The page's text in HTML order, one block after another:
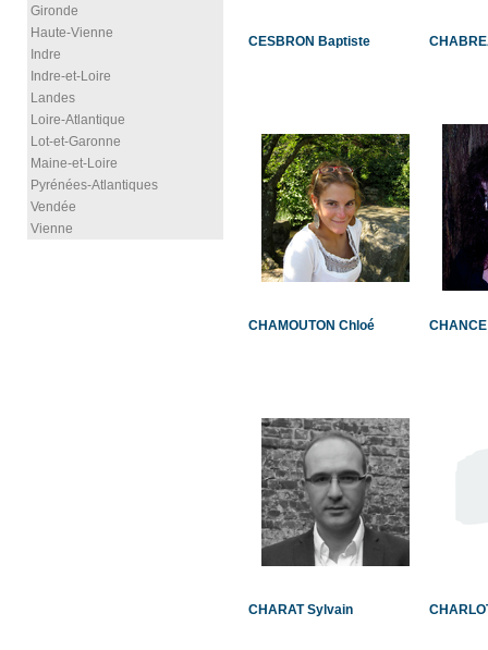
Gironde
Haute-Vienne
Indre
Indre-et-Loire
Landes
Loire-Atlantique
Lot-et-Garonne
Maine-et-Loire
Pyrénées-Atlantiques
Vendée
Vienne
CESBRON Baptiste
CHAMOUTON Chloé
CHARAT Sylvain